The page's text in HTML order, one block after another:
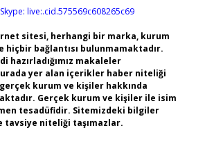
Skype: live:.cid.575569c608265c69
sitesi, herhangi bir marka, kurum
hiçbir bağlantısı bulunmamaktadır.
hazırladığımız makaleler
yer alan içerikler haber niteliği
kurum ve kişiler hakkında
Gerçek kurum ve kişiler ile isim
tesadüfidir. Sitemizdeki bilgiler
tavsiye niteliği taşımazlar.